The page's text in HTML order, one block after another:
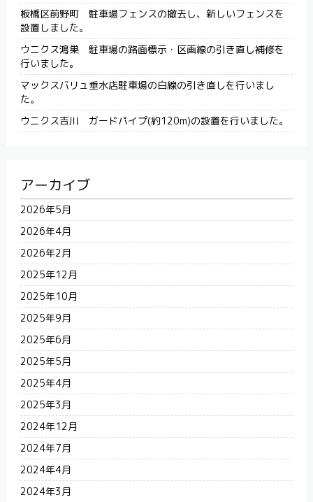
板橋区前野町 駐車場フェンスの撤去し、新しいフェンスを
設置しました。
ウニクス鴻巣 駐車場の路面標示・区画線の引き直し補修を
行いました。
マックスバリュ垂水店駐車場の白線の引き直しを行いまし
た。
ウニクス吉川 ガードパイプ(約120m)の設置を行いました。
アーカイブ
2026年5月
2026年4月
2026年2月
2025年12月
2025年10月
2025年9月
2025年6月
2025年5月
2025年4月
2025年3月
2024年12月
2024年7月
2024年4月
2024年3月